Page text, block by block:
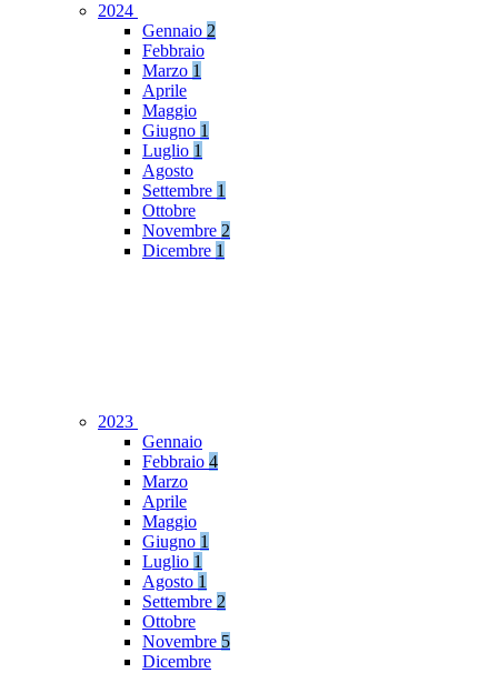
2024
Gennaio 2
Febbraio
Marzo 1
Aprile
Maggio
Giugno 1
Luglio 1
Agosto
Settembre 1
Ottobre
Novembre 2
Dicembre 1
2023
Gennaio
Febbraio 4
Marzo
Aprile
Maggio
Giugno 1
Luglio 1
Agosto 1
Settembre 2
Ottobre
Novembre 5
Dicembre